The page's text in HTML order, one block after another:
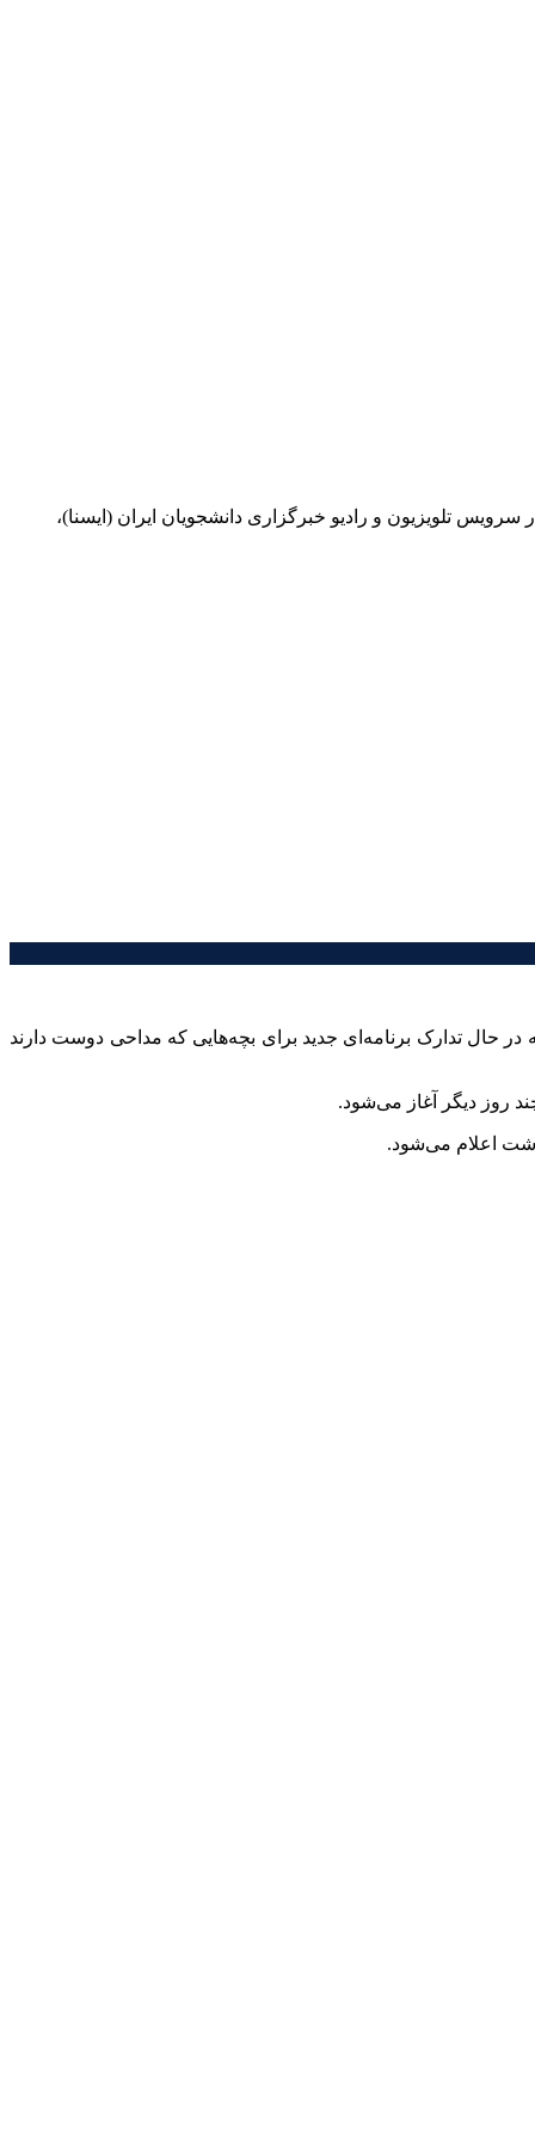
تلویزیون و رادیو خبرگزاری دانشجویان ایران (ایسنا)،
حال تدارک برنامه‌ای جدید برای بچه‌هایی که مداحی دوست دارند
روز دیگر آغاز می‌شود.
اعلام می‌شود.